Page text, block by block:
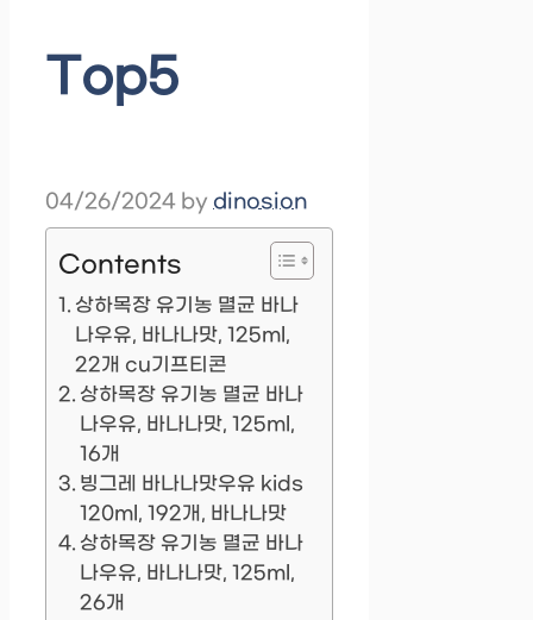
Top5
04/26/2024 by dinosion
Contents
상하목장 유기농 멸균 바나
나우유, 바나나맛, 125ml,
22개 cu기프티콘
상하목장 유기농 멸균 바나
나우유, 바나나맛, 125ml,
16개
빙그레 바나나맛우유 kids
120ml, 192개, 바나나맛
상하목장 유기농 멸균 바나
나우유, 바나나맛, 125ml,
26개